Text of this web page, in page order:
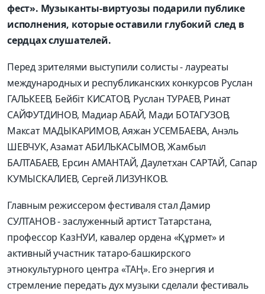
фест». Музыканты-виртуозы подарили публике
исполнения, которые оставили глубокий след в
сердцах слушателей.
Перед зрителями выступили солисты - лауреаты
международных и республиканских конкурсов Руслан
ГАЛЬКЕЕВ, Бейбіт КИСАТОВ, Руслан ТУРАЕВ, Ринат
САЙФУТДИНОВ, Мадиар АБАЙ, Мади БОТАГУЗОВ,
Максат МАДЫКАРИМОВ, Аяжан УСЕМБАЕВА, Анэль
ШЕВЧУК, Азамат АБИЛЬКАСЫМОВ, Жамбыл
БАЛТАБАЕВ, Ерсин АМАНТАЙ, Даулетхан САРТАЙ, Caпap
КУМЫСКАЛИЕВ, Сергей ЛИЗУНКОВ.
Главным режиссером фестиваля стал Дамир
СУЛТАНОВ - заслуженный артист Татарстана,
профессор КазНУИ, кавалер ордена «Құрмет» и
активный участник татаро-башкирского
этнокультурного центра «ТАҢ». Его энергия и
стремление передать дух музыки сделали фестиваль